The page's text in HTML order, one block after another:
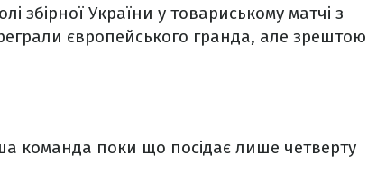
збірної України у товариському матчі з
європейського гранда, але зрештою
команда поки що посідає лише четверту